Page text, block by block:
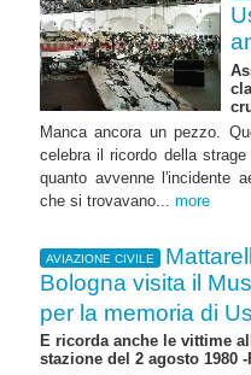
Manca ancora un pezzo.
celebra il ricordo della
quanto avvenne l'incidente
che si trovavano... more
AVIAZIONE CIVILE
Bologna visita il
per la memoria di
E ricorda anche le vittime
stazione del 2 agosto 1980 -